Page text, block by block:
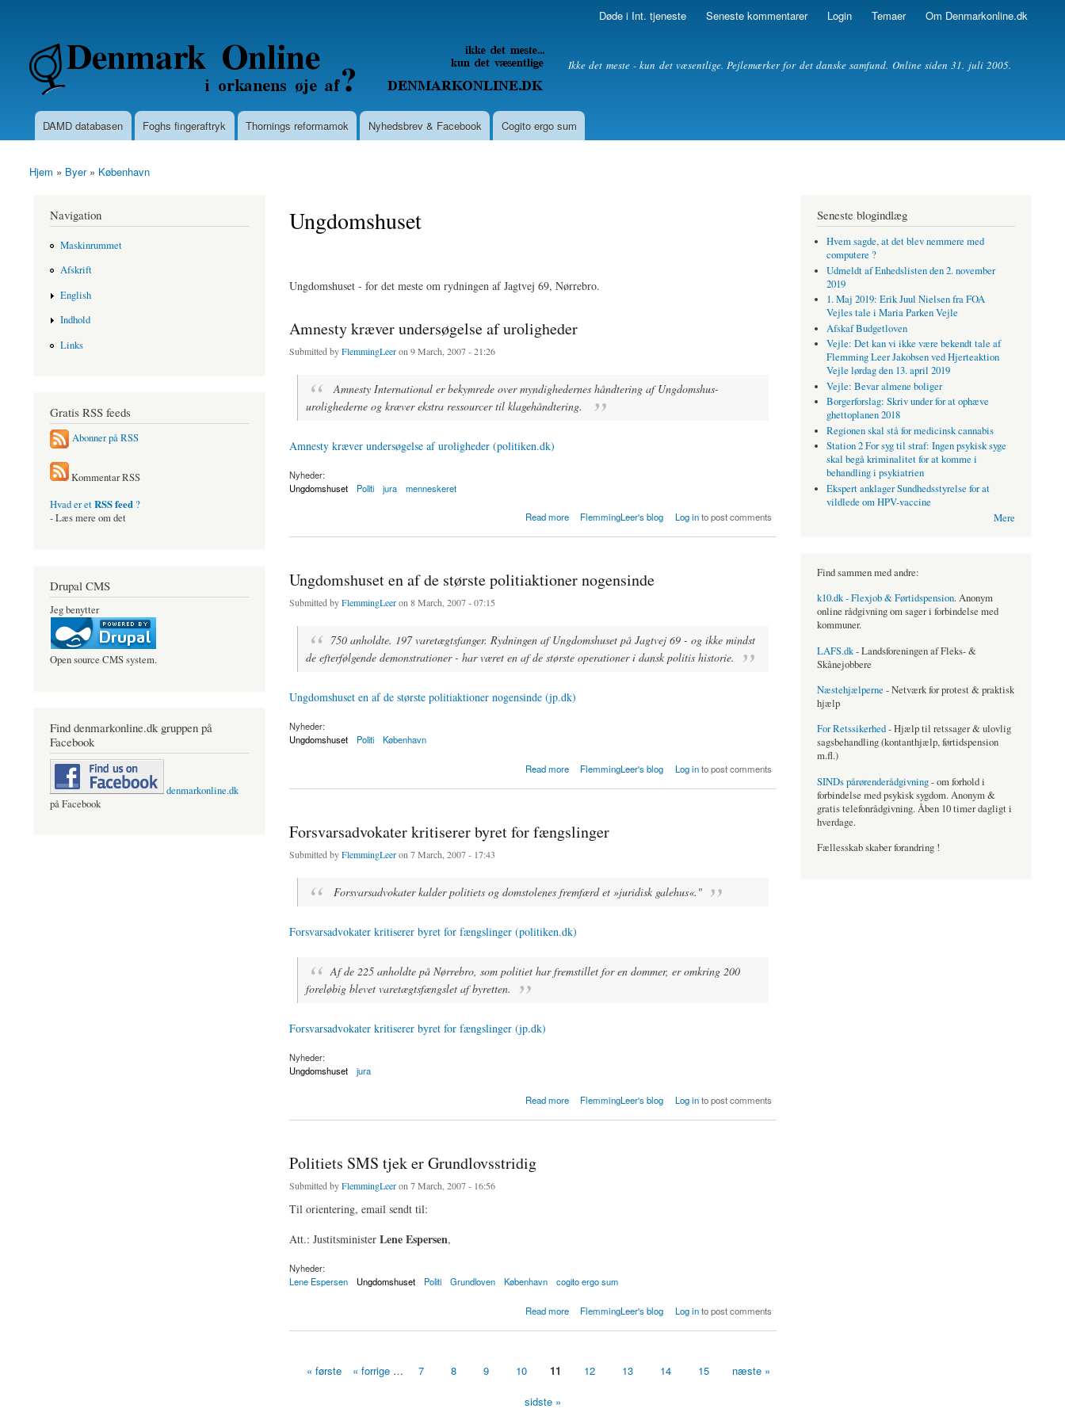
content
Døde i Int. tjeneste Seneste kommentarer Login Temaer Om Denmarkonline.dk
Denmarkonline.dk - blognyheder om politik Ikke det meste - kun det væsentlige. Pejlemærker for det danske samfund. Online siden 31. juli 2005.
Main menu
DAMD databasen Foghs fingeraftryk Thornings reformamok Nyhedsbrev & Facebook Cogito ergo sum
You are here
Hjem » Byer» København
Ungdomshuset
Ungdomshuset - for det meste om rydningen af Jagtvej 69, Nørrebro.
Amnesty kræver undersøgelse af uroligheder
Submitted byFlemmingLeeron 9 March, 2007 - 21:26
Amnesty International er bekymrede over myndighedernes håndtering af Ungdomshus-
urolighederne og kræver ekstra ressourcer til klagehåndtering.
Amnesty kræver undersøgelse af uroligheder (politiken.dk)
Nyheder:
Ungdomshuset
Politi jura menneskeret
Read more FlemmingLeer's blog Log into post comments
Ungdomshuset en af de største politiaktioner nogensinde
Submitted byFlemmingLeeron 8 March, 2007 - 07:15
750 anholdte. 197 varetægtsfanger. Rydningen af Ungdomshuset på Jagtvej 69 - og ikke mindst
de efterfølgende demonstrationer - har været en af de største operationer i dansk politis historie.
Ungdomshuset en af de største politiaktioner nogensinde (jp.dk)
Nyheder:
Ungdomshuset
Politi København
Read more FlemmingLeer's blog Log into post comments
Forsvarsadvokater kritiserer byret for fængslinger
Submitted byFlemmingLeeron 7 March, 2007 - 17:43
Forsvarsadvokater kalder politiets og domstolenes fremfærd et »juridisk galehus«."
Forsvarsadvokater kritiserer byret for fængslinger (politiken.dk)
Af de 225 anholdte på Nørrebro, som politiet har fremstillet for en dommer, er omkring 200
foreløbig blevet varetægtsfængslet af byretten.
Forsvarsadvokater kritiserer byret for fængslinger (jp.dk)
Nyheder:
Ungdomshuset
jura
Read more FlemmingLeer's blog Log into post comments
Politiets SMS tjek er Grundlovsstridig
Submitted byFlemmingLeeron 7 March, 2007 - 16:56
Til orientering, email sendt til:
Att.: Justitsminister Lene Espersen,
Nyheder:
Lene Espersen
Ungdomshuset Politi Grundloven København cogito ergo sum
Read more FlemmingLeer's blog Log into post comments
Sider
« første « forrige … 7 8 9 10 11 12 13 14 15 næste »
sidste »
Navigation
Maskinrummet
Afskrift
English
Indhold
Links
Gratis RSS feeds
Abonner på RSS
Kommentar RSS
Hvad er etRSS feed ?
- Læs mere om det
Drupal CMS
Jeg benytter
Open source CMS system.
Find denmarkonline.dk gruppen på
Facebook
denmarkonline.dk
på Facebook
Seneste blogindlæg
Hvem sagde, at det blev nemmere med
computere ?
Udmeldt af Enhedslisten den 2. november
2019
1. Maj 2019: Erik Juul Nielsen fra FOA
Vejles tale i Maria Parken Vejle
Afskaf Budgetloven
Vejle: Det kan vi ikke være bekendt tale af
Flemming Leer Jakobsen ved Hjerteaktion
Vejle lørdag den 13. april 2019
Vejle: Bevar almene boliger
Borgerforslag: Skriv under for at ophæve
ghettoplanen 2018
Regionen skal stå for medicinsk cannabis
Station 2 For syg til straf: Ingen psykisk syge
skal begå kriminalitet for at komme i
behandling i psykiatrien
Ekspert anklager Sundhedsstyrelse for at
vildlede om HPV-vaccine
Mere
Find sammen med andre:
k10.dk - Flexjob & Førtidspension. Anonym
online rådgivning om sager i forbindelse med
kommuner.
LAFS.dk- Landsforeningen af Fleks- &
Skånejobbere
Næstehjælperne - Netværk for protest & praktisk
hjælp
For Retssikerhed- Hjælp til retssager & ulovlig
sagsbehandling (kontanthjælp, førtidspension
m.fl.)
SINDs pårørenderådgivning- om forhold i
forbindelse med psykisk sygdom. Anonym &
gratis telefonrådgivning. Åben 10 timer dagligt i
hverdage.
Fællesskab skaber forandring !